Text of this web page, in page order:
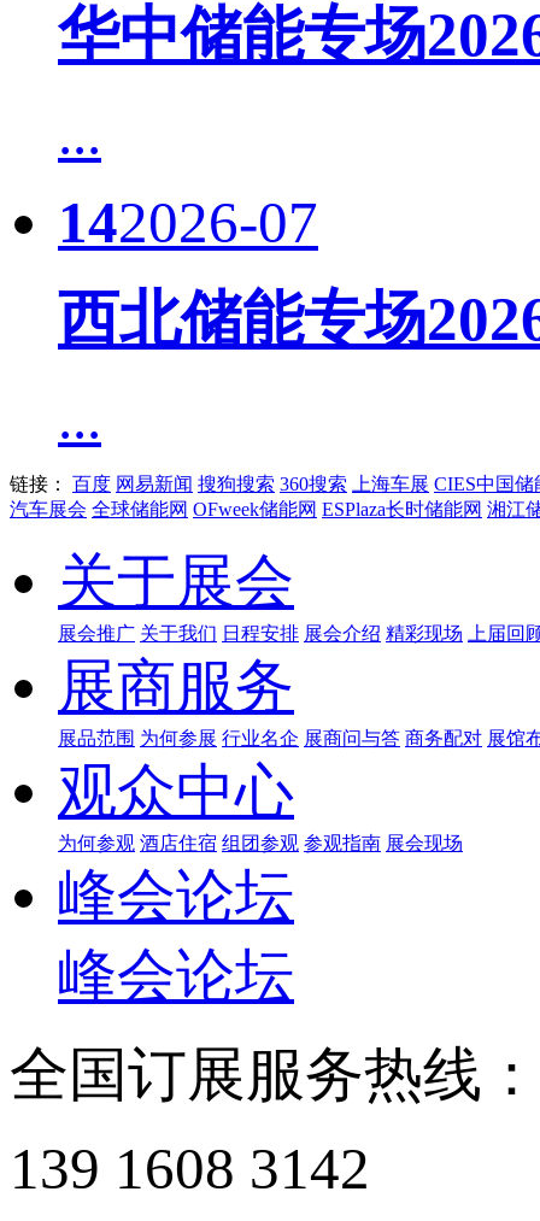
华中储能专场
...
142026-07
西北储能专场
...
链接： 百度 网易新闻 搜狗搜索 360搜索 上海车展 CIES中国储
汽车展会 全球储能网 OFweek储能网 ESPlaza长时储能网 湘江
关于展会
展会推广 关于我们 日程安排 展会介绍 精彩现场 上届回
展商服务
展品范围 为何参展 行业名企 展商问与答 商务配对 展馆
观众中心
为何参观 酒店住宿 组团参观 参观指南 展会现场
峰会论坛
峰会论坛
全国订展服务热线：
139 1608 3142